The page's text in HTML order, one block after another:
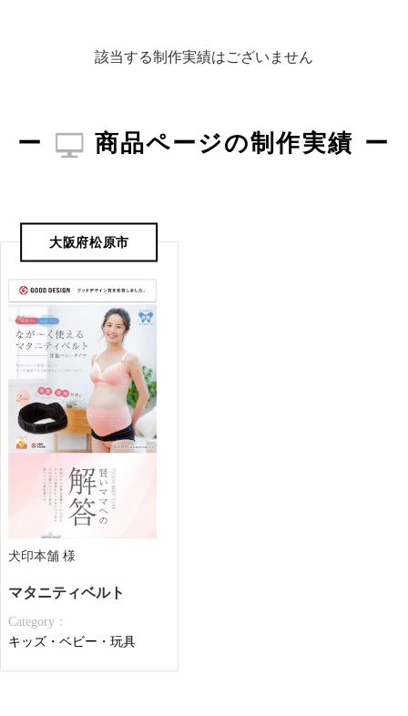
該当する制作実績はございません
商品ページの制作実績
大阪府松原市
犬印本舗 様
マタニティベルト
Category：
キッズ・ベビー・玩具